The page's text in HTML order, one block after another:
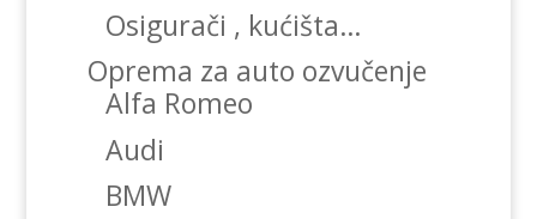
Osigurači , kućišta…
Oprema za auto ozvučenje
Alfa Romeo
Audi
BMW